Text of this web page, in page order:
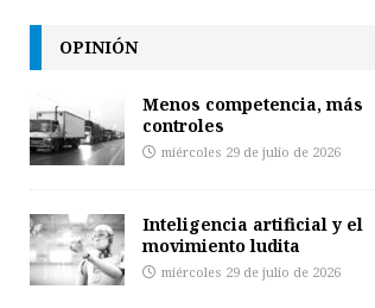
OPINIÓN
Menos competencia, más
controles
miércoles 29 de julio de 2026
Inteligencia artificial y el
movimiento ludita
miércoles 29 de julio de 2026